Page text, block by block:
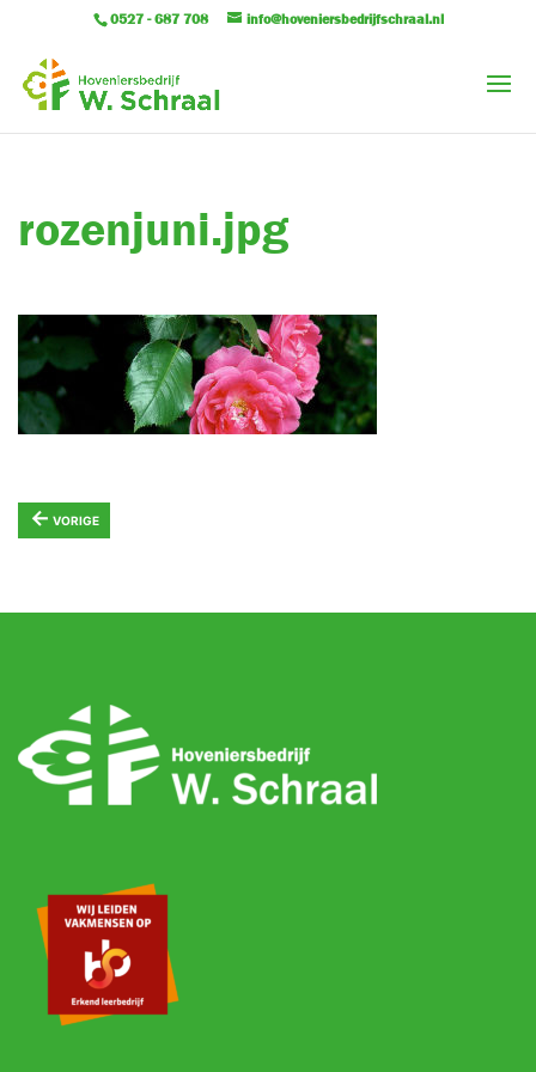
0527 - 687 708 info@hoveniersbedrijfschraal.nl
rozenjuni.jpg
← VORIGE